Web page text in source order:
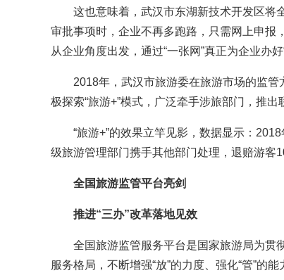
这也意味着，武汉市东湖新技术开发区将
审批事项时，企业不再多跑路，只需网上申报
从企业角度出发，通过“一张网”真正为企业办好
2018年，武汉市旅游委在旅游市场的监管
极探索“旅游+”模式，广泛牵手涉旅部门，推
“旅游+”的效果立竿见影，数据显示：2018
级旅游管理部门携手其他部门处理，退赔游客
全国旅游监管平台亮剑
推进“三办”改革落地见效
全国旅游监管服务平台是国家旅游局为贯
服务格局，不断增强“放”的力度、强化“管”的